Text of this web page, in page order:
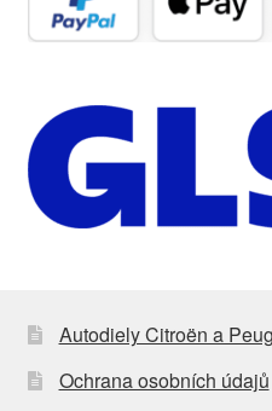
Autodiely Citroën a
Ochrana osobních údajů